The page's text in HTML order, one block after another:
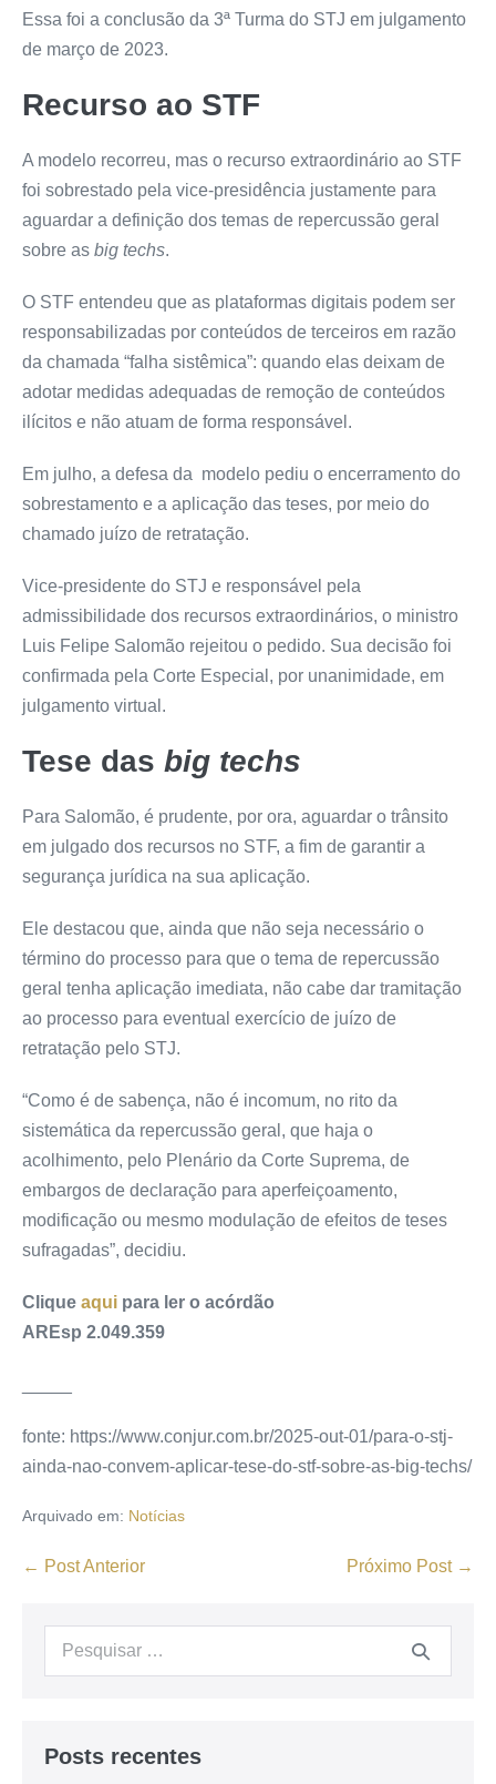
Essa foi a conclusão da 3ª Turma do STJ em julgamento
de março de 2023.
Recurso ao STF
A modelo recorreu, mas o recurso extraordinário ao STF
foi sobrestado pela vice-presidência justamente para
aguardar a definição dos temas de repercussão geral
sobre as big techs.
O STF entendeu que as plataformas digitais podem ser
responsabilizadas por conteúdos de terceiros em razão
da chamada “falha sistêmica”: quando elas deixam de
adotar medidas adequadas de remoção de conteúdos
ilícitos e não atuam de forma responsável.
Em julho, a defesa da modelo pediu o encerramento do
sobrestamento e a aplicação das teses, por meio do
chamado juízo de retratação.
Vice-presidente do STJ e responsável pela
admissibilidade dos recursos extraordinários, o ministro
Luis Felipe Salomão rejeitou o pedido. Sua decisão foi
confirmada pela Corte Especial, por unanimidade, em
julgamento virtual.
Tese das big techs
Para Salomão, é prudente, por ora, aguardar o trânsito
em julgado dos recursos no STF, a fim de garantir a
segurança jurídica na sua aplicação.
Ele destacou que, ainda que não seja necessário o
término do processo para que o tema de repercussão
geral tenha aplicação imediata, não cabe dar tramitação
ao processo para eventual exercício de juízo de
retratação pelo STJ.
“Como é de sabença, não é incomum, no rito da
sistemática da repercussão geral, que haja o
acolhimento, pelo Plenário da Corte Suprema, de
embargos de declaração para aperfeiçoamento,
modificação ou mesmo modulação de efeitos de teses
sufragadas”, decidiu.
Clique aqui para ler o acórdão
AREsp 2.049.359
fonte: https://www.conjur.com.br/2025-out-01/para-o-stj-
ainda-nao-convem-aplicar-tese-do-stf-sobre-as-big-techs/
Arquivado em: Notícias
← Post Anterior Próximo Post →
Posts recentes